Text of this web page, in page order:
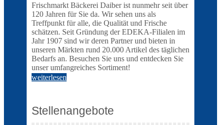
Frischmarkt Bäckerei Daiber ist nunmehr seit über
120 Jahren für Sie da. Wir sehen uns als
Treffpunkt für alle, die Qualität und Frische
schätzen. Seit Gründung der EDEKA-Filialen im
Jahr 1907 sind wir deren Partner und bieten in
unseren Märkten rund 20.000 Artikel des täglichen
Bedarfs an. Besuchen Sie uns und entdecken Sie
unser umfangreiches Sortiment!
weiterlesen
Stellenangebote